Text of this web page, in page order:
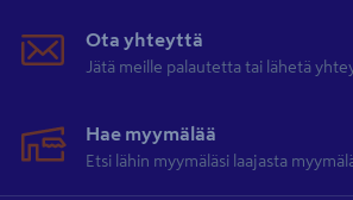
Ota yhteyttä
Jätä meille palautetta tai lähetä
Hae myymälää
Etsi lähin myymäläsi laajasta